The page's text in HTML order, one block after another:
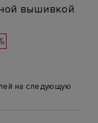
вышивкой
на следующую